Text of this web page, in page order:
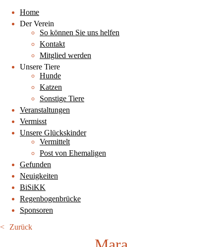
Home
Der Verein
So können Sie uns helfen
Kontakt
Mitglied werden
Unsere Tiere
Hunde
Katzen
Sonstige Tiere
Veranstaltungen
Vermisst
Unsere Glückskinder
Vermittelt
Post von Ehemaligen
Gefunden
Neuigkeiten
BiSiKK
Regenbogenbrücke
Sponsoren
Zurück